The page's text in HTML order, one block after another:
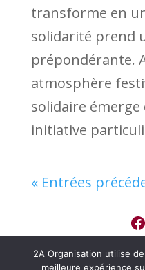
transforme en
solidarité prend
prépondérante.
atmosphère
solidaire émerge
initiative
« Entrées
2A Organisation utilise
meilleure expérience